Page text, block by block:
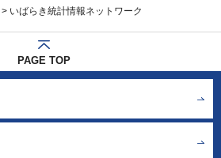
> いばらき統計情報ネットワーク
PAGE TOP